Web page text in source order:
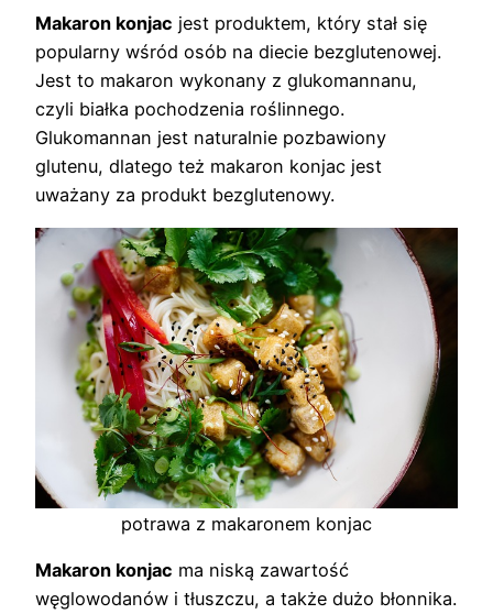
Makaron konjac jest produktem, który stał się
popularny wśród osób na diecie bezglutenowej.
Jest to makaron wykonany z glukomannanu,
czyli białka pochodzenia roślinnego.
Glukomannan jest naturalnie pozbawiony
glutenu, dlatego też makaron konjac jest
uważany za produkt bezglutenowy.
potrawa z makaronem konjac
Makaron konjac ma niską zawartość
węglowodanów i tłuszczu, a także dużo błonnika.